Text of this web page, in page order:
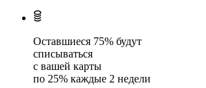
Оставшиеся 75% будут
списываться
с вашей карты
по 25% каждые 2 недели